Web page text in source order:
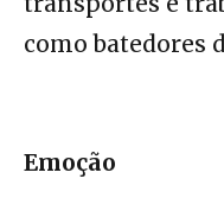
como batedores
Emoção